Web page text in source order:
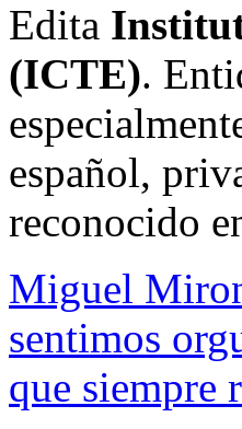
Edita
(ICTE).
español,
reconocido
Miguel
sentimos
que siempre